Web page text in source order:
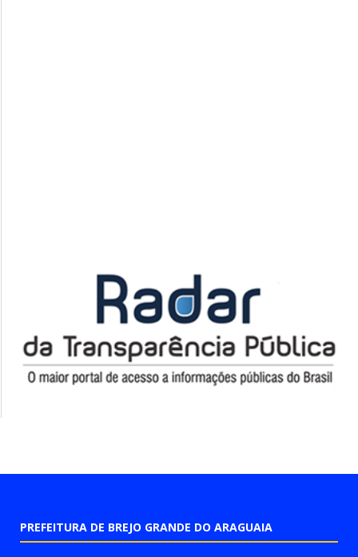
PREFEITURA DE BREJO GRANDE DO ARAGUAIA